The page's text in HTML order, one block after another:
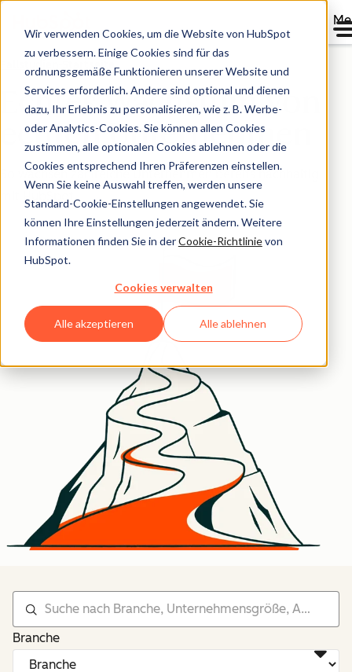
Wir verwenden Cookies, um die Website von HubSpot
zu verbessern. Einige Cookies sind für das
ordnungsgemäße Funktionieren unserer Website und
Services erforderlich. Andere sind optional und dienen
dazu, Ihr Erlebnis zu personalisieren, wie z. B. Werbe-
oder Analytics-Cookies. Sie können allen Cookies
zustimmen, alle optionalen Cookies ablehnen oder die
Cookies entsprechend Ihren Präferenzen einstellen.
Wenn Sie keine Auswahl treffen, werden unsere
Standard-Cookie-Einstellungen angewendet. Sie
können Ihre Einstellungen jederzeit ändern. Weitere
Informationen finden Sie in derCookie-Richtlinievon
HubSpot.
Cookies verwalten
Alle akzeptieren Alle ablehnen
Fallstudien-Startseite
Echtes Wachstum von
echten Unternehmen
So wachsen zahlreiche Unternehmen bereits nachhaltig
mit HubSpot.
Branche